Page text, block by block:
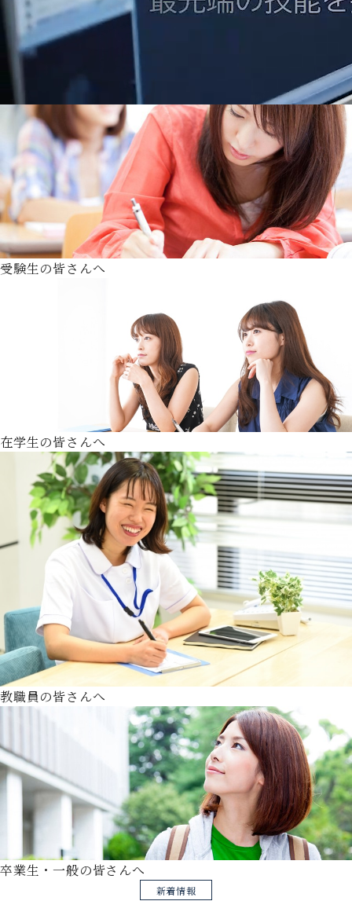
受験生の皆さんへ
在学生の皆さんへ
教職員の皆さんへ
卒業生・一般の皆さんへ
新着情報